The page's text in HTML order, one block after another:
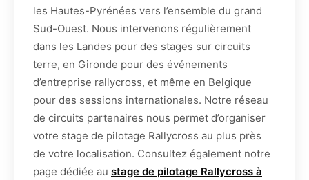
les Hautes-Pyrénées vers l’ensemble du grand
Sud-Ouest. Nous intervenons régulièrement
dans les Landes pour des stages sur circuits
terre, en Gironde pour des événements
d’entreprise rallycross, et même en Belgique
pour des sessions internationales. Notre réseau
de circuits partenaires nous permet d’organiser
votre stage de pilotage Rallycross au plus près
de votre localisation. Consultez également notre
page dédiée au stage de pilotage Rallycross à